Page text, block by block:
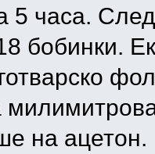
5 часа.
бобинки.
на ацетон.